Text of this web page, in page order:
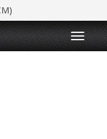
T
o
g